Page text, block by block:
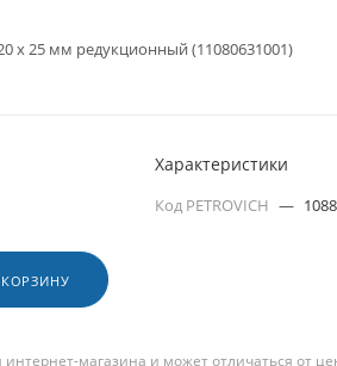
х 25 мм редукционный (11080631001)
Характеристики
Код PETROVICH —
интернет-магазина и может отличаться от